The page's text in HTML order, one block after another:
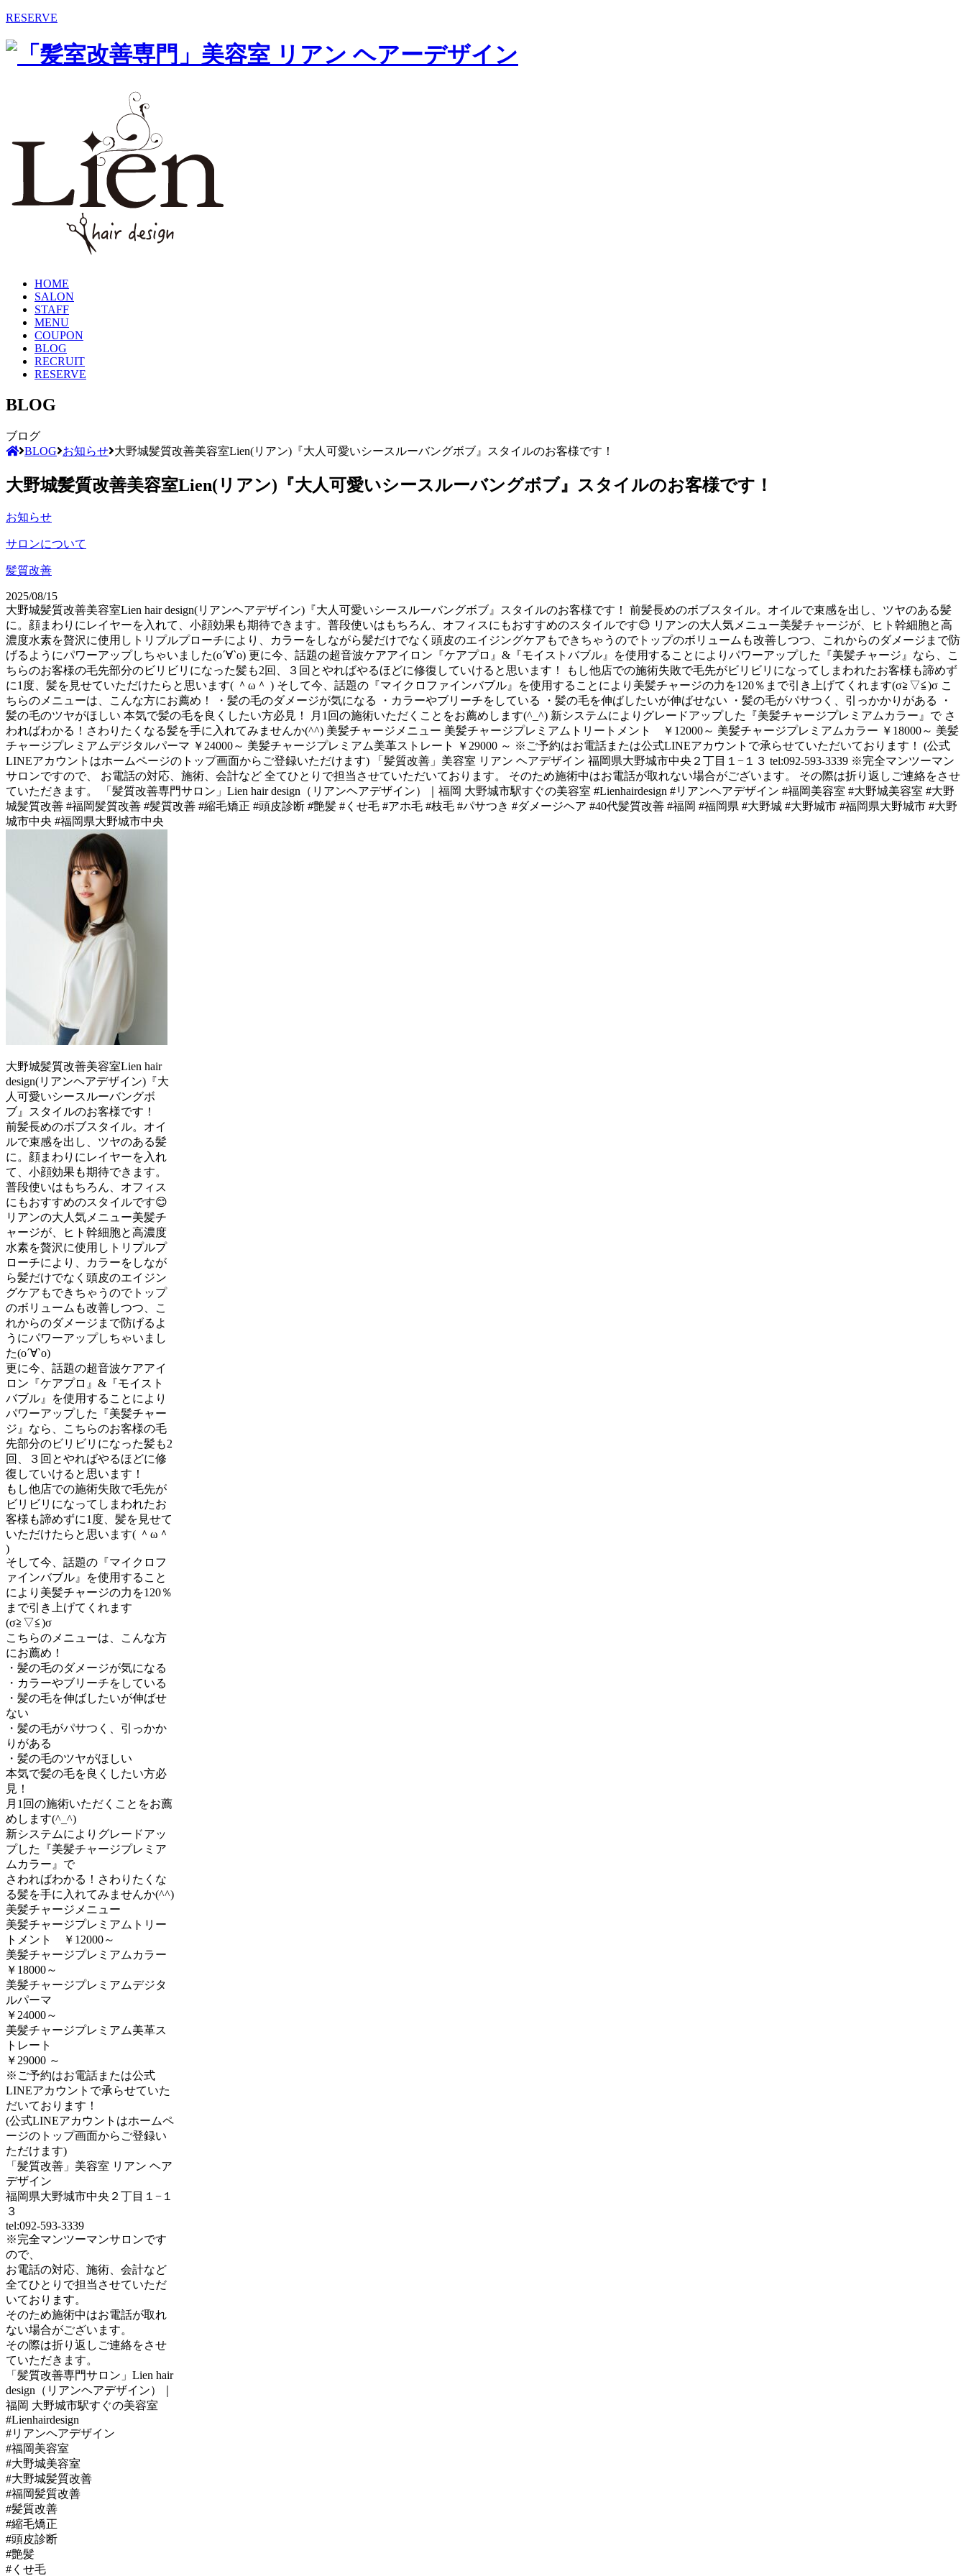
RESERVE
HOME
SALON
STAFF
MENU
COUPON
BLOG
RECRUIT
RESERVE
BLOG
ブログ
BLOG お知らせ 大野城髪質改善美容室Lien(リアン)『大人可愛いシースルーバングボブ』スタイルのお客様です！
大野城髪質改善美容室Lien(リアン)『大人可愛いシースルーバングボブ』スタイルのお客様です！
お知らせ
サロンについて
髪質改善
2025/08/15
大野城髪質改善美容室Lien hair design(リアンヘアデザイン)『大人可愛いシースルーバングボブ』スタイルのお客様です！ 前髪長めのボブスタイル。オイルで束感を出し、ツヤのある髪
に。顔まわりにレイヤーを入れて、小顔効果も期待できます。普段使いはもちろん、オフィスにもおすすめのスタイルです😊 リアンの大人気メニュー美髪チャージが、ヒト幹細胞と高
濃度水素を贅沢に使用しトリプルプローチにより、カラーをしながら髪だけでなく頭皮のエイジングケアもできちゃうのでトップのボリュームも改善しつつ、これからのダメージまで防
げるようにパワーアップしちゃいました(о´∀`о) 更に今、話題の超音波ケアアイロン『ケアプロ』&『モイストバブル』を使用することによりパワーアップした『美髪チャージ』なら、こ
ちらのお客様の毛先部分のビリビリになった髪も2回、３回とやればやるほどに修復していけると思います！ もし他店での施術失敗で毛先がビリビリになってしまわれたお客様も諦めず
に1度、髪を見せていただけたらと思います( ＾ω＾ ) そして今、話題の『マイクロファインバブル』を使用することにより美髪チャージの力を120％まで引き上げてくれます(σ≧▽≦)σ こ
ちらのメニューは、こんな方にお薦め！ ・髪の毛のダメージが気になる ・カラーやブリーチをしている ・髪の毛を伸ばしたいが伸ばせない ・髪の毛がパサつく、引っかかりがある ・
髪の毛のツヤがほしい 本気で髪の毛を良くしたい方必見！ 月1回の施術いただくことをお薦めします(^_^) 新システムによりグレードアップした『美髪チャージプレミアムカラー』で さ
わればわかる！さわりたくなる髪を手に入れてみませんか(^^) 美髪チャージメニュー 美髪チャージプレミアムトリートメント ￥12000～ 美髪チャージプレミアムカラー ￥18000～ 美髪
チャージプレミアムデジタルパーマ ￥24000～ 美髪チャージプレミアム美革ストレート ￥29000 ～ ※ご予約はお電話または公式LINEアカウントで承らせていただいております！ (公式
LINEアカウントはホームページのトップ画面からご登録いただけます) 「髪質改善」美容室 リアン ヘアデザイン 福岡県大野城市中央２丁目１−１３ tel:092-593-3339 ※完全マンツーマン
サロンですので、 お電話の対応、施術、会計など 全てひとりで担当させていただいております。 そのため施術中はお電話が取れない場合がございます。 その際は折り返しご連絡をさせ
ていただきます。 「髪質改善専門サロン」Lien hair design（リアンヘアデザイン）｜福岡 大野城市駅すぐの美容室 #Lienhairdesign #リアンヘアデザイン #福岡美容室 #大野城美容室 #大野
城髪質改善 #福岡髪質改善 #髪質改善 #縮毛矯正 #頭皮診断 #艶髪 #くせ毛 #アホ毛 #枝毛 #パサつき #ダメージヘア #40代髪質改善 #福岡 #福岡県 #大野城 #大野城市 #福岡県大野城市 #大野
城市中央 #福岡県大野城市中央
大野城髪質改善美容室Lien hair
design(リアンヘアデザイン)『大
人可愛いシースルーバングボ
ブ』スタイルのお客様です！
前髪長めのボブスタイル。オイ
ルで束感を出し、ツヤのある髪
に。顔まわりにレイヤーを入れ
て、小顔効果も期待できます。
普段使いはもちろん、オフィス
にもおすすめのスタイルです😊
リアンの大人気メニュー美髪チ
ャージが、ヒト幹細胞と高濃度
水素を贅沢に使用しトリプルプ
ローチにより、カラーをしなが
ら髪だけでなく頭皮のエイジン
グケアもできちゃうのでトップ
のボリュームも改善しつつ、こ
れからのダメージまで防げるよ
うにパワーアップしちゃいまし
た(о´∀`о)
更に今、話題の超音波ケアアイ
ロン『ケアプロ』&『モイスト
バブル』を使用することにより
パワーアップした『美髪チャー
ジ』なら、こちらのお客様の毛
先部分のビリビリになった髪も2
回、３回とやればやるほどに修
復していけると思います！
もし他店での施術失敗で毛先が
ビリビリになってしまわれたお
客様も諦めずに1度、髪を見せて
いただけたらと思います( ＾ω＾
)
そして今、話題の『マイクロフ
ァインバブル』を使用すること
により美髪チャージの力を120％
まで引き上げてくれます
(σ≧▽≦)σ
こちらのメニューは、こんな方
にお薦め！
・髪の毛のダメージが気になる
・カラーやブリーチをしている
・髪の毛を伸ばしたいが伸ばせ
ない
・髪の毛がパサつく、引っかか
りがある
・髪の毛のツヤがほしい
本気で髪の毛を良くしたい方必
見！
月1回の施術いただくことをお薦
めします(^_^)
新システムによりグレードアッ
プした『美髪チャージプレミア
ムカラー』で
さわればわかる！さわりたくな
る髪を手に入れてみませんか(^^)
美髪チャージメニュー
美髪チャージプレミアムトリー
トメント ￥12000～
美髪チャージプレミアムカラー
￥18000～
美髪チャージプレミアムデジタ
ルパーマ
￥24000～
美髪チャージプレミアム美革ス
トレート
￥29000 ～
※ご予約はお電話または公式
LINEアカウントで承らせていた
だいております！
(公式LINEアカウントはホームペ
ージのトップ画面からご登録い
ただけます)
「髪質改善」美容室 リアン ヘア
デザイン
福岡県大野城市中央２丁目１−１
３
tel:092-593-3339
※完全マンツーマンサロンです
ので、
お電話の対応、施術、会計など
全てひとりで担当させていただ
いております。
そのため施術中はお電話が取れ
ない場合がございます。
その際は折り返しご連絡をさせ
ていただきます。
「髪質改善専門サロン」Lien hair
design（リアンヘアデザイン）｜
福岡 大野城市駅すぐの美容室
#Lienhairdesign
#リアンヘアデザイン
#福岡美容室
#大野城美容室
#大野城髪質改善
#福岡髪質改善
#髪質改善
#縮毛矯正
#頭皮診断
#艶髪
#くせ毛